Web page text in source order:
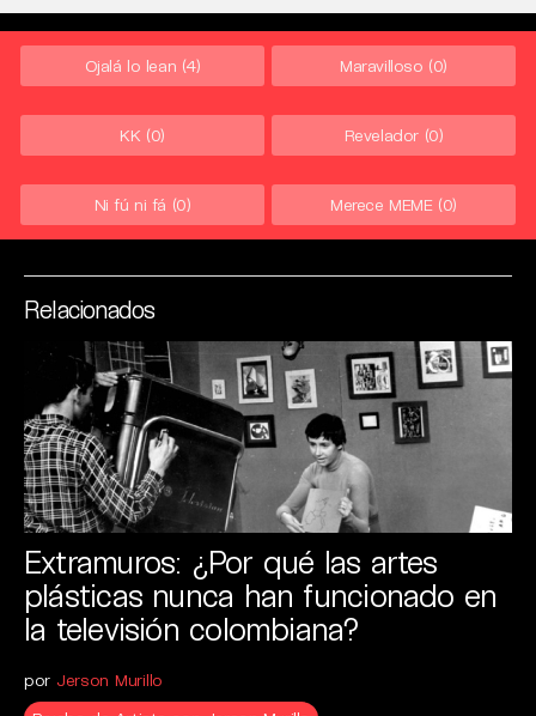
Ojalá lo lean (4) Maravilloso (0)
KK (0) Revelador (0)
Ni fú ni fá (0) Merece MEME (0)
Relacionados
Extramuros: ¿Por qué las artes
plásticas nunca han funcionado en
la televisión colombiana?
por Jerson Murillo